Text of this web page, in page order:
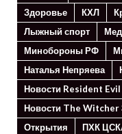
Здоровье
КХЛ
Лыжный спорт
Минoбороны РФ
Наталья Непряева
Новости Resident Evil
Новости The Witcher
Открытия
ПХК